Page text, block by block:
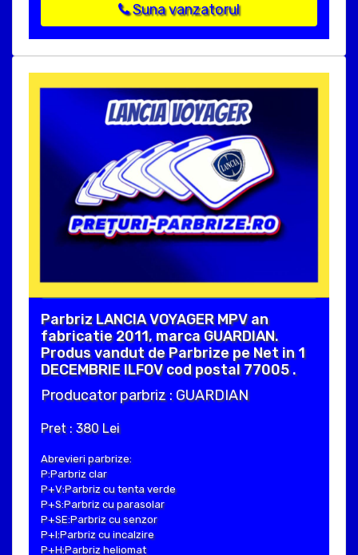
Suna vanzatorul
Parbriz LANCIA VOYAGER MPV an
fabricatie 2011, marca GUARDIAN.
Produs vandut de Parbrize pe Net in 1
DECEMBRIE ILFOV cod postal 77005 .
Producator parbriz : GUARDIAN
Pret : 380 Lei
Abrevieri parbrize:
P:Parbriz clar
P+V:Parbriz cu tenta verde
P+S:Parbriz cu parasolar
P+SE:Parbriz cu senzor
P+I:Parbriz cu incalzire
P+H:Parbriz heliomat